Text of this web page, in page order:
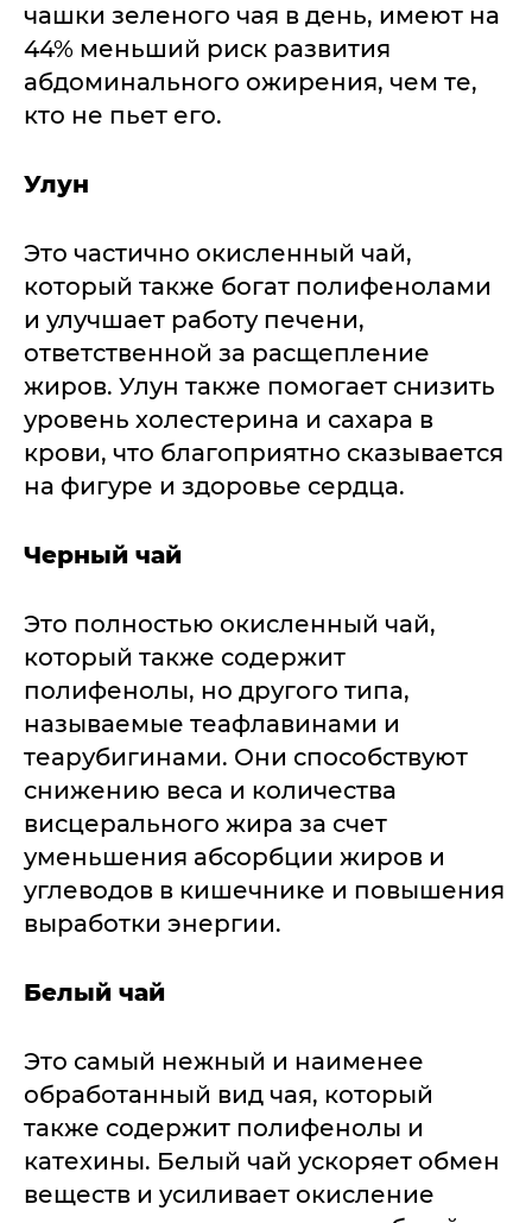
чашки зеленого чая в день, имеют на
44% меньший риск развития
абдоминального ожирения, чем те,
кто не пьет его.
Улун
Это частично окисленный чай,
который также богат полифенолами
и улучшает работу печени,
ответственной за расщепление
жиров. Улун также помогает снизить
уровень холестерина и сахара в
крови, что благоприятно сказывается
на фигуре и здоровье сердца.
Черный чай
Это полностью окисленный чай,
который также содержит
полифенолы, но другого типа,
называемые теафлавинами и
теарубигинами. Они способствуют
снижению веса и количества
висцерального жира за счет
уменьшения абсорбции жиров и
углеводов в кишечнике и повышения
выработки энергии.
Белый чай
Это самый нежный и наименее
обработанный вид чая, который
также содержит полифенолы и
катехины. Белый чай ускоряет обмен
веществ и усиливает окисление